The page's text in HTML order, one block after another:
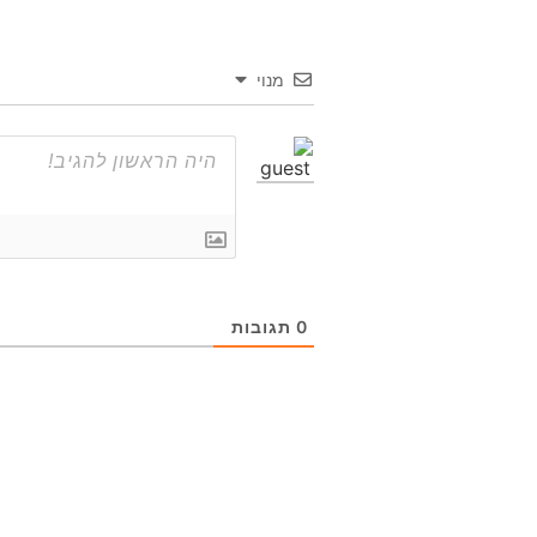
מנוי
0 תגובות